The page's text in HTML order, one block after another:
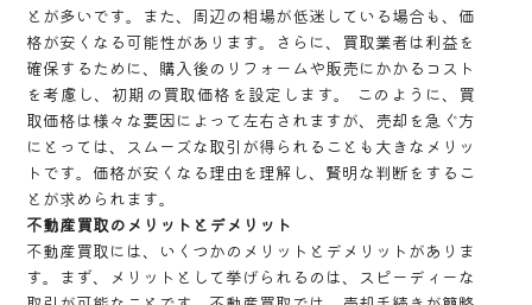
とが多いです。また、周辺の相場が低迷している場合も、価
格が安くなる可能性があります。さらに、買取業者は利益を
確保するために、購入後のリフォームや販売にかかるコスト
を考慮し、初期の買取価格を設定します。 このように、買
取価格は様々な要因によって左右されますが、売却を急ぐ方
にとっては、スムーズな取引が得られることも大きなメリッ
トです。価格が安くなる理由を理解し、賢明な判断をするこ
とが求められます。
不動産買取のメリットとデメリット
不動産買取には、いくつかのメリットとデメリットがありま
す。まず、メリットとして挙げられるのは、スピーディーな